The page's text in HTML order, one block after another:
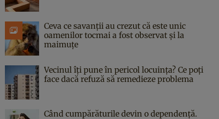
Ceva ce savanții au crezut că este unic
oamenilor tocmai a fost observat și la
maimuțe
Vecinul îți pune în pericol locuința? Ce poți
face dacă refuză să remedieze problema
Când cumpărăturile devin o dependență.